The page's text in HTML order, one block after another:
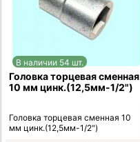
В наличии 54 шт.
Головка торцевая сменная
10 мм цинк.(12,5мм-1/2")
Головка торцевая сменная 10
мм цинк.(12,5мм-1/2")